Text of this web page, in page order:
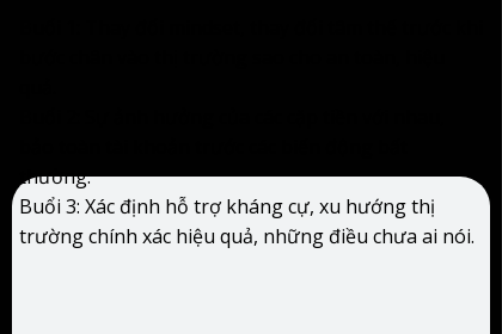
thường.
Buổi 3: Xác định hỗ trợ kháng cự, xu hướng thị
trường chính xác hiệu quả, những điều chưa ai nói.